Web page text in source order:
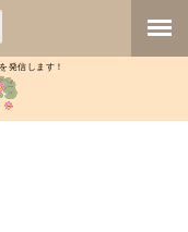
発信します！